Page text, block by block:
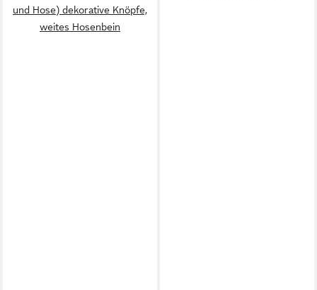
und Hose) dekorative Knöpfe,
weites Hosenbein